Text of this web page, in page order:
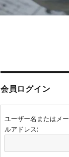
会員ログイン
ユーザー名またはメー
ルアドレス: